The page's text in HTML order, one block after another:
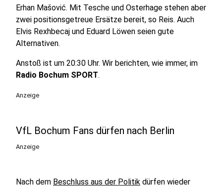
Erhan Mašović. Mit Tesche und Osterhage stehen aber
zwei positionsgetreue Ersätze bereit, so Reis. Auch
Elvis Rexhbecaj und Eduard Löwen seien gute
Alternativen.
Anstoß ist um 20:30 Uhr. Wir berichten, wie immer, im
Radio Bochum SPORT.
Anzeige
VfL Bochum Fans dürfen nach Berlin
Anzeige
Nach dem Beschluss aus der Politik dürfen wieder